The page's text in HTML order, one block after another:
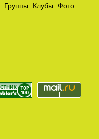
Группы Клубы
Фото